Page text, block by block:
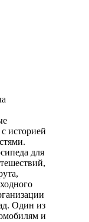
историей
для
Один из
и